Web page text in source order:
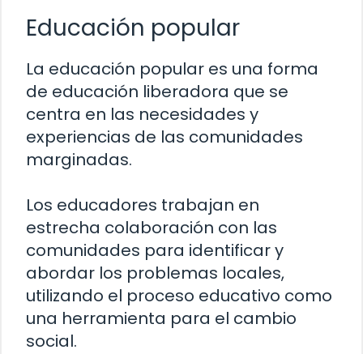
Educación popular
La educación popular es una forma
de educación liberadora que se
centra en las necesidades y
experiencias de las comunidades
marginadas.
Los educadores trabajan en
estrecha colaboración con las
comunidades para identificar y
abordar los problemas locales,
utilizando el proceso educativo como
una herramienta para el cambio
social.